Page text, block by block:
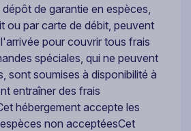
de garantie en espèces,
ou par carte de débit, peuvent
pour couvrir tous frais
spéciales, qui ne peuvent
sont soumises à disponibilité à
entraîner des frais
hébergement accepte les
non acceptéesCet